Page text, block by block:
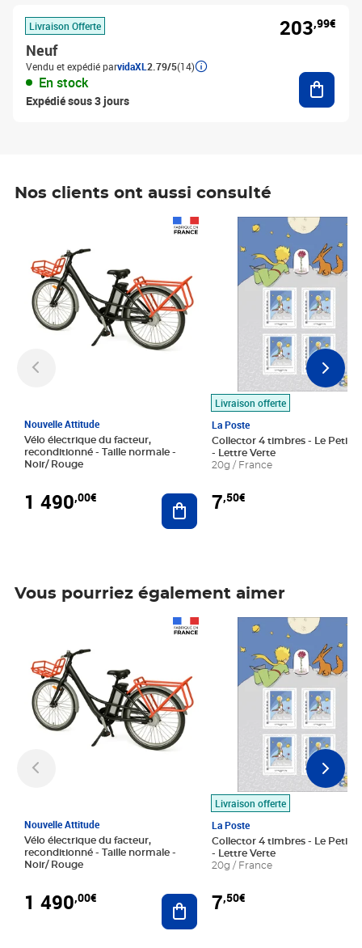
Livraison Offerte
Neuf
Vendu et expédié parvidaXL 2.79/5(14)
En stock
Expédié sous 3 jours
203,99€
Nos clients ont aussi consulté
Nouvelle Attitude
Vélo électrique du facteur,
reconditionné - Taille normale -
Noir/ Rouge
1 490,00€ Ajouter au panier
Livraison offerte
La Poste
Collector 4 timbres - Le Petit
- Lettre Verte
20g / France
7,50€
Prix 7,50€
Vous pourriez également aimer
Nouvelle Attitude
Vélo électrique du facteur,
reconditionné - Taille normale -
Noir/ Rouge
1 490,00€ Ajouter au panier
Livraison offerte
La Poste
Collector 4 timbres - Le Petit
- Lettre Verte
20g / France
7,50€
Prix 7,50€